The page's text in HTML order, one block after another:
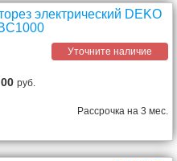
электрический DEKO
Уточните наличие
руб.
Рассрочка на 3 мес.